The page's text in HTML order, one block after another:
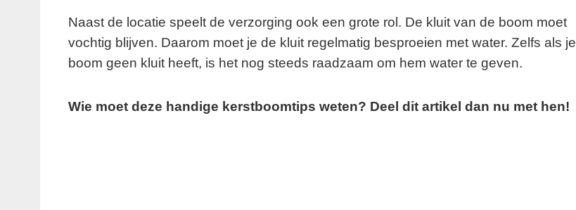
Naast de locatie speelt de verzorging ook een grote rol. De kluit van de boom moet
vochtig blijven. Daarom moet je de kluit regelmatig besproeien met water. Zelfs als je
boom geen kluit heeft, is het nog steeds raadzaam om hem water te geven.
Wie moet deze handige kerstboomtips weten? Deel dit artikel dan nu met hen!